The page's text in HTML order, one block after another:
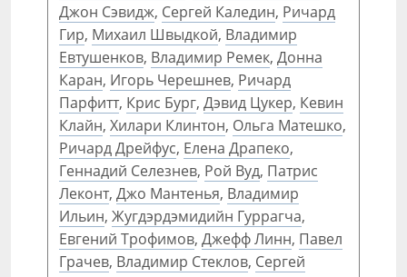
Джон Сэвидж, Сергей Каледин, Ричард
Гир, Михаил Швыдкой, Владимир
Евтушенков, Владимир Ремек, Донна
Каран, Игорь Черешнев, Ричард
Парфитт, Крис Бург, Дэвид Цукер, Кевин
Клайн, Хилари Клинтон, Ольга Матешко,
Ричард Дрейфус, Елена Драпеко,
Геннадий Селезнев, Рой Вуд, Патрис
Леконт, Джо Мантенья, Владимир
Ильин, Жугдэрдэмидийн Гуррагча,
Евгений Трофимов, Джефф Линн, Павел
Грачев, Владимир Стеклов, Сергей